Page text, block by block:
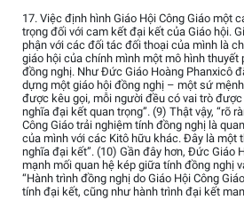
17. Việc định hình Giáo Hội Công Giáo một
trọng đối với cam kết đại kết của Giáo hội.
phận với các đối tác đối thoại của mình là
giáo hội của chính mình một mô hình thuyết
đồng nghị. Như Đức Giáo Hoàng Phanxicô
dựng một giáo hội đồng nghị – một sứ
được kêu gọi, mỗi người đều có vai trò
nghĩa đại kết quan trọng”. (9) Thật vậy, “rõ
Công Giáo trải nghiệm tính đồng nghị là
của mình với các Kitô hữu khác. Đây là một
nghĩa đại kết”. (10) Gần đây hơn, Đức Giáo
mạnh mối quan hệ kép giữa tính đồng nghị
“Hành trình đồng nghị do Giáo Hội Công
tính đại kết, cũng như hành trình đại kết